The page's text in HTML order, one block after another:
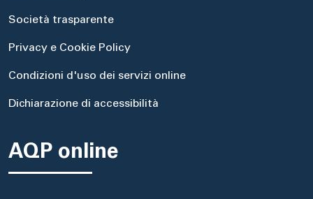
Società trasparente
Privacy e Cookie Policy
Condizioni d'uso dei servizi online
Dichiarazione di accessibilità
AQP online